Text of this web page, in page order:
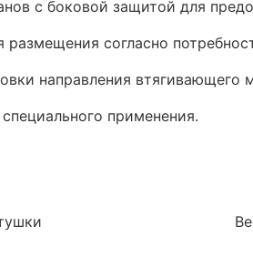
с боковой защитой для
согласно
направления втягивающего
применения.